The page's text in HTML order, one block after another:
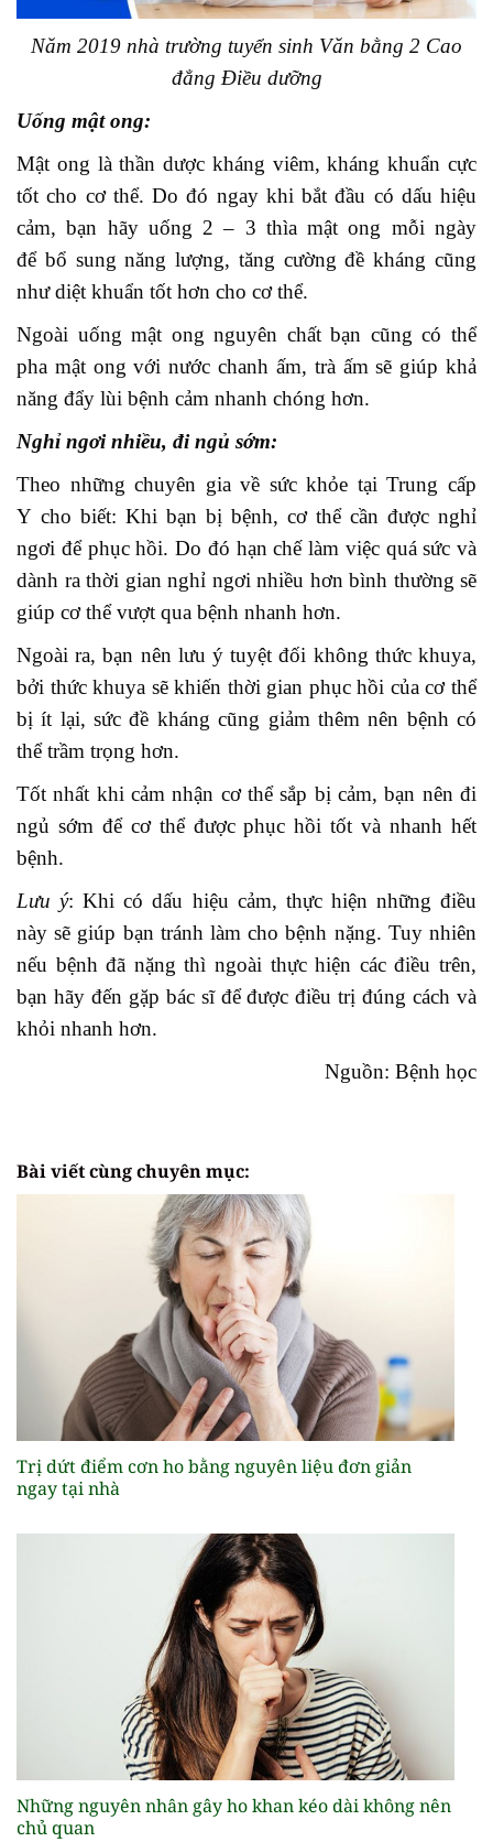
Năm 2019 nhà trường tuyển sinh Văn bằng 2 Cao
đẳng Điều dưỡng
Uống mật ong:
Mật ong là thần dược kháng viêm, kháng khuẩn cực
tốt cho cơ thể. Do đó ngay khi bắt đầu có dấu hiệu
cảm, bạn hãy uống 2 – 3 thìa mật ong mỗi ngày
để bổ sung năng lượng, tăng cường đề kháng cũng
như diệt khuẩn tốt hơn cho cơ thể.
Ngoài uống mật ong nguyên chất bạn cũng có thể
pha mật ong với nước chanh ấm, trà ấm sẽ giúp khả
năng đẩy lùi bệnh cảm nhanh chóng hơn.
Nghỉ ngơi nhiều, đi ngủ sớm:
Theo những chuyên gia về sức khỏe tại Trung cấp
Y cho biết: Khi bạn bị bệnh, cơ thể cần được nghỉ
ngơi để phục hồi. Do đó hạn chế làm việc quá sức và
dành ra thời gian nghỉ ngơi nhiều hơn bình thường sẽ
giúp cơ thể vượt qua bệnh nhanh hơn.
Ngoài ra, bạn nên lưu ý tuyệt đối không thức khuya,
bởi thức khuya sẽ khiến thời gian phục hồi của cơ thể
bị ít lại, sức đề kháng cũng giảm thêm nên bệnh có
thể trầm trọng hơn.
Tốt nhất khi cảm nhận cơ thể sắp bị cảm, bạn nên đi
ngủ sớm để cơ thể được phục hồi tốt và nhanh hết
bệnh.
Lưu ý: Khi có dấu hiệu cảm, thực hiện những điều
này sẽ giúp bạn tránh làm cho bệnh nặng. Tuy nhiên
nếu bệnh đã nặng thì ngoài thực hiện các điều trên,
bạn hãy đến gặp bác sĩ để được điều trị đúng cách và
khỏi nhanh hơn.
Nguồn: Bệnh học
Bài viết cùng chuyên mục:
Trị dứt điểm cơn ho bằng nguyên liệu đơn giản
ngay tại nhà
Những nguyên nhân gây ho khan kéo dài không nên
chủ quan